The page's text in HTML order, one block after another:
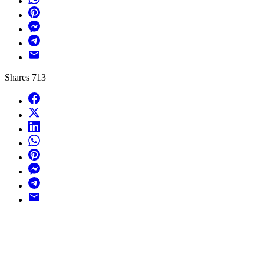
Pinterest
Messenger
Telegram
Shares 713
Facebook
WhatsApp
Pinterest
Messenger
Telegram